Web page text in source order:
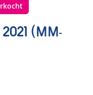
(MM-